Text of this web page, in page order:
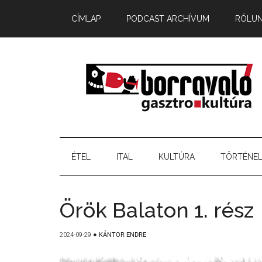
CÍMLAP PODCAST ARCHÍVUM
ÉTEL ITAL KULTÚRA
Örök Balaton 1. rész
2024-09-29 ● KÁNTOR ENDRE